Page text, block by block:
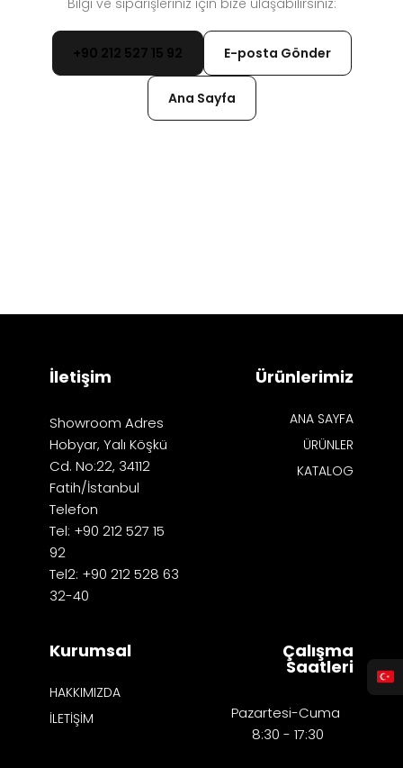
Bilgi ve siparişleriniz için bize ulaşabilirsiniz:
+90 212 527 15 92 E-posta Gönder
Ana Sayfa
İletişim
Showroom Adres
Hobyar, Yalı Köşkü
Cd. No:22, 34112
Fatih/İstanbul
Telefon
Tel: +90 212 527 15
92
Tel2: +90 212 528 63
32-40
Ürünlerimiz
ANA SAYFA
ÜRÜNLER
KATALOG
Kurumsal
HAKKIMIZDA
İLETİŞİM
Çalışma
Saatleri
Pazartesi-Cuma
8:30 - 17:30​​